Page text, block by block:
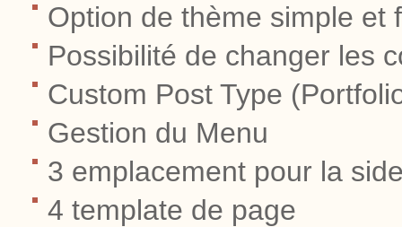
Option de thème simple et
Possibilité de changer les
Custom Post Type
Gestion du Menu
3 emplacement pour la
4 template de page